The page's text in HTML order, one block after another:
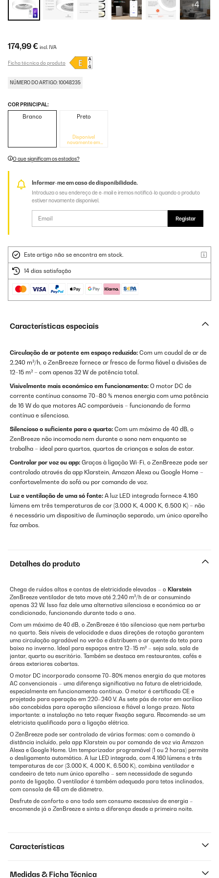
+4
174,99 € incl. IVA
Ficha técnica do produto
NÚMERO DO ARTIGO: 10048235
COR PRINCIPAL:
Branco Preto
Disponível
novamente em
O que significam os estados?
Informar-me em caso de disponibilidade.
Introduza o seu endereço de e-mail e iremos notificá-lo quando o produto
estiver novamente disponível.
Registar
Este artigo não se encontra em stock.
14 dias satisfação
Características especiais
Circulação de ar potente em espaço reduzido: Com um caudal de ar de
2.240 m³/h, o ZenBreeze fornece ar fresco de forma fiável a divisões de
12–15 m² – com apenas 32 W de potência total.
Visivelmente mais económico em funcionamento: O motor DC de
corrente contínua consome 70–80 % menos energia com uma potência
de 16 W do que motores AC comparáveis – funcionando de forma
contínua e silenciosa.
Silencioso o suficiente para o quarto: Com um máximo de 40 dB, o
ZenBreeze não incomoda nem durante o sono nem enquanto se
trabalha – ideal para quartos, quartos de crianças e salas de estar.
Controlar por voz ou app: Graças à ligação Wi-Fi, o ZenBreeze pode ser
controlado através da app Klarstein, Amazon Alexa ou Google Home –
confortavelmente do sofá ou por comando de voz.
Luz e ventilação de uma só fonte: A luz LED integrada fornece 4.160
lúmens em três temperaturas de cor (3.000 K, 4.000 K, 6.500 K) – não
é necessário um dispositivo de iluminação separado, um único aparelho
faz ambos.
Detalhes do produto
Chega de ruídos altos e contas de eletricidade elevadas – o Klarstein
ZenBreeze ventilador de teto move até 2.240 m³/h de ar consumindo
apenas 32 W. Isso faz dele uma alternativa silenciosa e económica ao ar
condicionado, funcionando durante todo o ano.
Com um máximo de 40 dB, o ZenBreeze é tão silencioso que nem perturba
no quarto. Seis níveis de velocidade e duas direções de rotação garantem
uma circulação agradável no verão e distribuem o ar quente do teto para
baixo no inverno. Ideal para espaços entre 12–15 m² – seja sala, sala de
jantar, quarto ou escritório. Também se destaca em restaurantes, cafés e
áreas exteriores cobertas.
O motor DC incorporado consome 70–80% menos energia do que motores
AC convencionais – uma diferença significativa na fatura de eletricidade,
especialmente em funcionamento contínuo. O motor é certificado CE e
projetado para operação em 220–240 V. As sete pás de rotor em acrílico
são concebidas para operação silenciosa e fiável a longo prazo. Nota
importante: a instalação no teto requer fixação segura. Recomenda-se um
eletricista qualificado para a ligação elétrica.
O ZenBreeze pode ser controlado de várias formas: com o comando à
distância incluído, pela app Klarstein ou por comando de voz via Amazon
Alexa e Google Home. Um temporizador programável (1 ou 2 horas) permite
o desligamento automático. A luz LED integrada, com 4.160 lúmens e três
temperaturas de cor (3.000 K, 4.000 K, 6.500 K), combina ventilador e
candeeiro de teto num único aparelho – sem necessidade de segundo
ponto de ligação. O ventilador é também adequado para tetos inclinados,
com consola de 48 cm de diâmetro.
Desfrute de conforto o ano todo sem consumo excessivo de energia –
encomende já o ZenBreeze e sinta a diferença desde a primeira noite.
Características
Medidas & Ficha Técnica